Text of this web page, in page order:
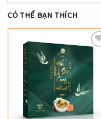
CÓ THỂ BẠN THÍCH
Thêm Yêu Thích